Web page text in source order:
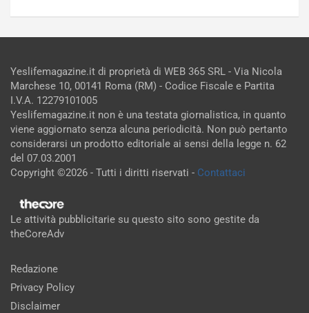
Yeslifemagazine.it di proprietà di WEB 365 SRL - Via Nicola
Marchese 10, 00141 Roma (RM) - Codice Fiscale e Partita
I.V.A. 12279101005
Yeslifemagazine.it non è una testata giornalistica, in quanto
viene aggiornato senza alcuna periodicità. Non può pertanto
considerarsi un prodotto editoriale ai sensi della legge n. 62
del 07.03.2001
Copyright ©2026 - Tutti i diritti riservati - Contattaci
Le attività pubblicitarie su questo sito sono gestite da
theCoreAdv
Redazione
Privacy Policy
Disclaimer